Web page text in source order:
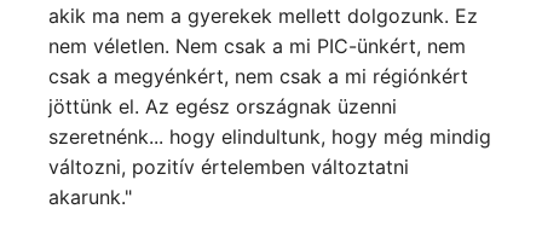
akik ma nem a gyerekek mellett dolgozunk. Ez
nem véletlen. Nem csak a mi PIC-ünkért, nem
csak a megyénkért, nem csak a mi régiónkért
jöttünk el. Az egész országnak üzenni
szeretnénk... hogy elindultunk, hogy még mindig
változni, pozitív értelemben változtatni
akarunk."